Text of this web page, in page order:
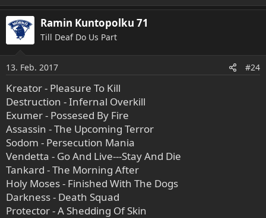
Ramin Kuntopolku 71
Till Deaf Do Us Part
13. Feb. 2017 #24
Kreator - Pleasure To Kill
Destruction - Infernal Overkill
Exumer - Possesed By Fire
Assassin - The Upcoming Terror
Sodom - Persecution Mania
Vendetta - Go And Live---Stay And Die
Tankard - The Morning After
Holy Moses - Finished With The Dogs
Darkness - Death Squad
Protector - A Shedding Of Skin